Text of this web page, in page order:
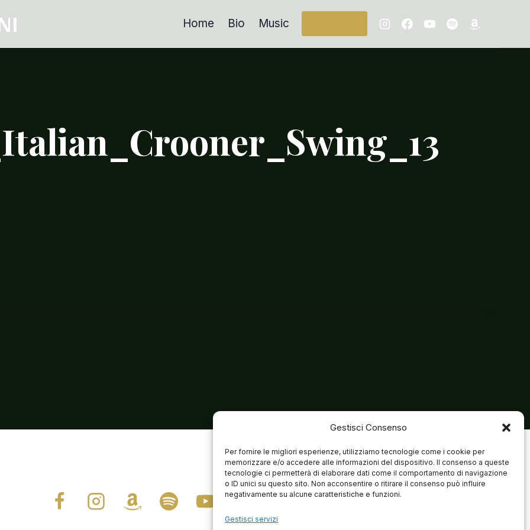
Gestisci Consenso
Per fornire le migliori esperienze, utilizziamo tecnologie come i cookie per
memorizzare e/o accedere alle informazioni del dispositivo. Il consenso a queste
tecnologie ci permetterà di elaborare dati come il comportamento di navigazione
o ID unici su questo sito. Non acconsentire o ritirare il consenso può influire
negativamente su alcune caratteristiche e funzioni.
Gestisci servizi
Home Bio Music